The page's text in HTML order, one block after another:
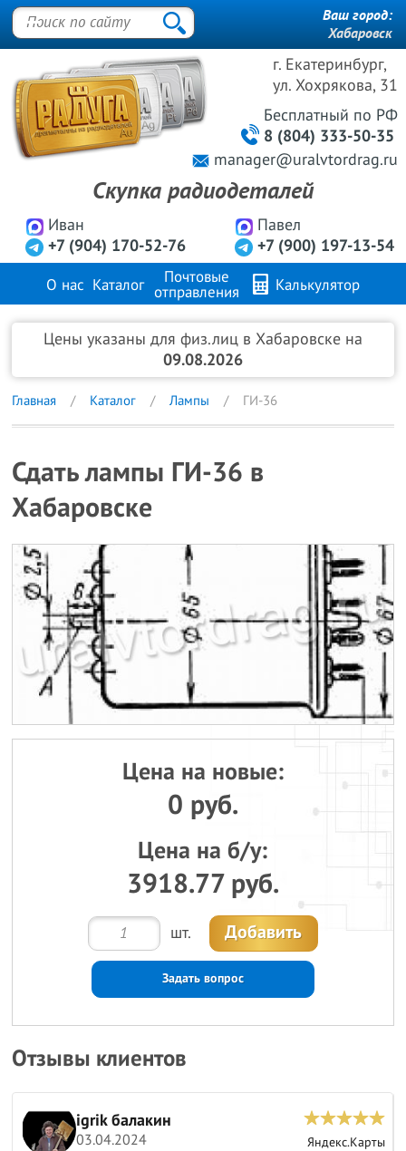
г. Екатеринбург,
ул. Хохрякова, 31
Иван
+7 (904) 170-52-76
Павел
+7 (900) 197-13-54
Бесплатный по РФ
8 (804) 333-50-35
manager@uralvtordrag.ru
Скупка радиодеталей
Ваш город:
Хабаровск
О нас Каталог
Почтовые
отправления
Калькулятор
Продажа металлов Контакты
Цены указаны для физ.лиц в Хабаровске на
09.08.2026
Главная Каталог Лампы ГИ-36
Сдать лампы ГИ-36 в
Хабаровске
Цена на новые:
0 руб.
Цена на б/у:
3918.77 руб.
шт. Добавить
Задать вопрос
Отзывы клиентов
igrik балакин
03.04.2024 Яндекс.Карты